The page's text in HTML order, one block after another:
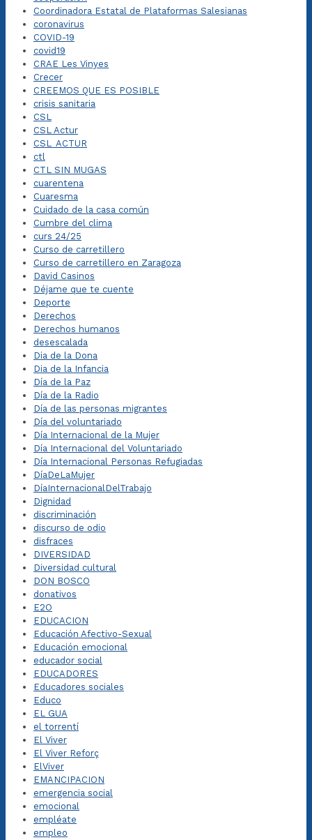
Coordinadora Estatal de Plataformas Salesianas
coronavirus
COVID-19
covid19
CRAE Les Vinyes
Crecer
CREEMOS QUE ES POSIBLE
crisis sanitaria
CSL
CSL Actur
CSL_ACTUR
ctl
CTL SIN MUGAS
cuarentena
Cuaresma
Cuidado de la casa común
Cumbre del clima
curs 24/25
Curso de carretillero
Curso de carretillero en Zaragoza
David Casinos
Déjame que te cuente
Deporte
Derechos
Derechos humanos
desescalada
Dia de la Dona
Dia de la Infancia
Día de la Paz
Día de la Radio
Día de las personas migrantes
Día del voluntariado
Día Internacional de la Mujer
Día Internacional del Voluntariado
Día Internacional Personas Refugiadas
DíaDeLaMujer
DíaInternacionalDelTrabajo
Dignidad
discriminación
discurso de odio
disfraces
DIVERSIDAD
Diversidad cultural
DON BOSCO
donativos
E2O
EDUCACION
Educación Afectivo-Sexual
Educación emocional
educador social
EDUCADORES
Educadores sociales
Educo
EL GUA
el torrentí
El Viver
El Viver Reforç
ElViver
EMANCIPACION
emergencia social
emocional
empléate
empleo